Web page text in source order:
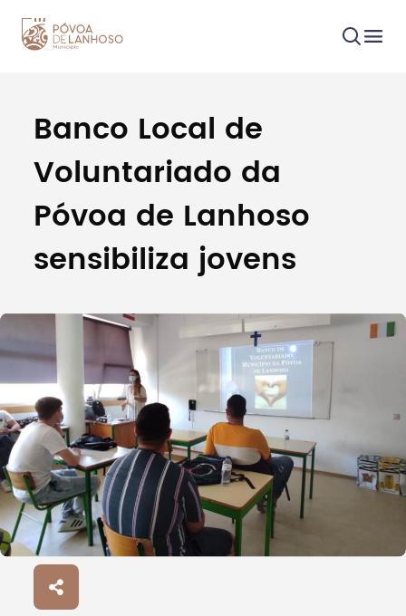
Procurar
Tipo de conteúdo
Filtros
Banco Local de
Voluntariado da
Póvoa de Lanhoso
sensibiliza jovens